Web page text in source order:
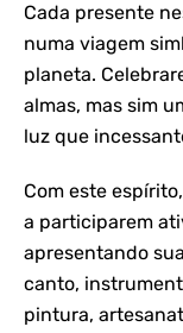
Cada presente
numa viagem
planeta.
almas, mas sim
luz que
Com este
a participarem
apresentando
canto,
pintura,